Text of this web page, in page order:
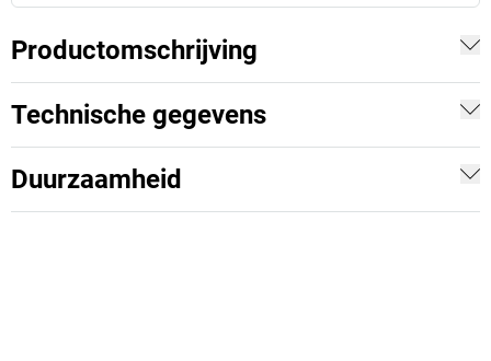
Productomschrijving
Technische gegevens
Duurzaamheid